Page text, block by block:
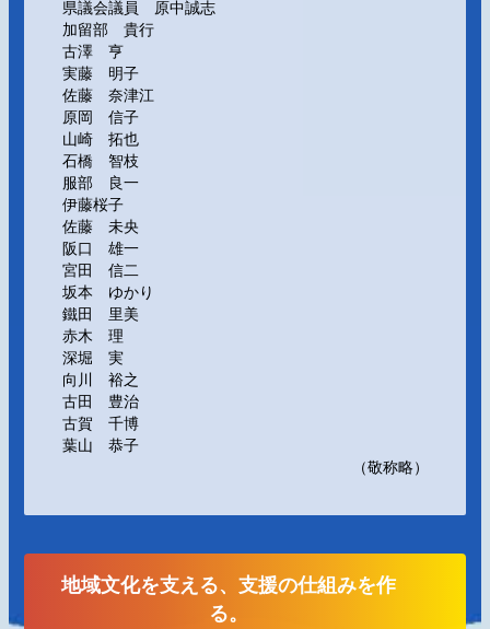
県議会議員 原中誠志
加留部 貴行
古澤 亨
実藤 明子
佐藤 奈津江
原岡 信子
山崎 拓也
石橋 智枝
服部 良一
伊藤桜子
佐藤 未央
阪口 雄一
宮田 信二
坂本 ゆかり
鐵田 里美
赤木 理
深堀 実
向川 裕之
古田 豊治
古賀 千博
葉山 恭子
（敬称略）
地域文化を支える、支援の仕組みを作
る。